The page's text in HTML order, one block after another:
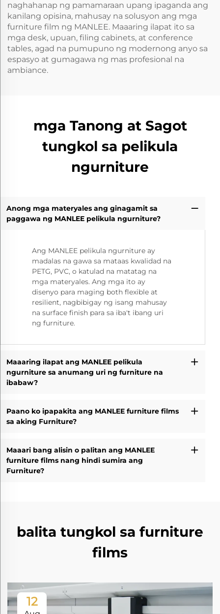
naghahanap ng pamamaraan upang ipaganda ang
kanilang opisina, mahusay na solusyon ang mga
furniture film ng MANLEE. Maaaring ilapat ito sa
mga desk, upuan, filing cabinets, at conference
tables, agad na pumupuno ng modernong anyo sa
espasyo at gumagawa ng mas profesional na
ambiance.
mga Tanong at Sagot
tungkol sa pelikula
ngurniture
Anong mga materyales ang ginagamit sa
paggawa ng MANLEE pelikula ngurniture?
Ang MANLEE pelikula ngurniture ay
madalas na gawa sa mataas kwalidad na
PETG, PVC, o katulad na matatag na
mga materyales. Ang mga ito ay
disenyo para maging both flexible at
resilient, nagbibigay ng isang mahusay
na surface finish para sa iba't ibang uri
ng furniture.
Maaaring ilapat ang MANLEE pelikula
ngurniture sa anumang uri ng furniture na
ibabaw?
Paano ko ipapakita ang MANLEE furniture films
sa aking Furniture?
Maaari bang alisin o palitan ang MANLEE
furniture films nang hindi sumira ang
Furniture?
balita tungkol sa furniture
films
12